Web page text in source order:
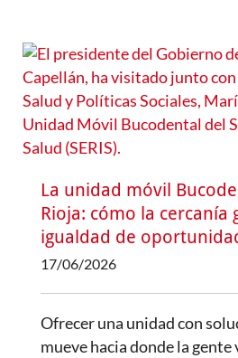
La unidad móvil
Rioja: cómo la cercanía
igualdad de
17/06/2026
Ofrecer una unidad con
mueve hacia donde la gente